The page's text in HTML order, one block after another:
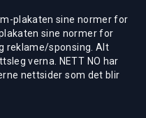
plakaten sine normer for
sine normer for
reklame/sponsing. Alt
verna. NETT NO har
nettsider som det blir